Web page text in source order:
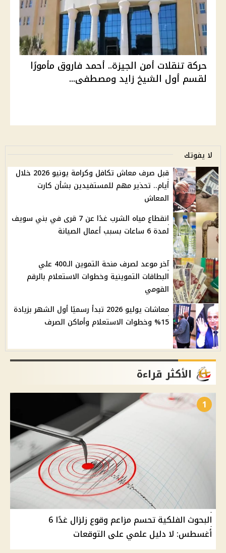
حركة تنقلات أمن الجيزة.. أحمد فاروق مأمورًا
لقسم أول الشيخ زايد ومصطفى...
لا يفوتك
قبل صرف معاش تكافل وكرامة يونيو 2026 خلال
أيام.. تحذير مهم للمستفيدين بشأن كارت
المعاش
انقطاع مياه الشرب غدًا عن 7 قرى في بني سويف
لمدة 6 ساعات بسبب أعمال الصيانة
آخر موعد لصرف منحة التموين الـ400 علي
البطاقات التموينية وخطوات الاستعلام بالرقم
القومي
معاشات يوليو 2026 تبدأ رسميًا أول الشهر بزيادة
15% وخطوات الاستعلام وأماكن الصرف
الأكثر قراءة
1
البحوث الفلكية تحسم مزاعم وقوع زلزال غدًا 6
أغسطس: لا دليل علمي على التوقعات